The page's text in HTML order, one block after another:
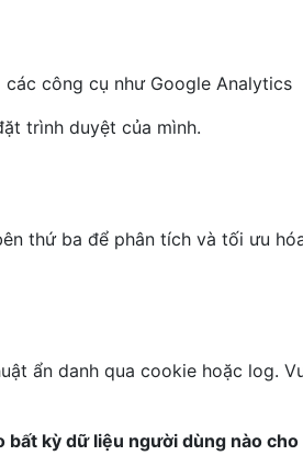
công cụ như Google Analytics
trình duyệt của mình.
thứ ba để phân tích và tối ưu
ẩn danh qua cookie hoặc log.
kỳ dữ liệu người dùng nào